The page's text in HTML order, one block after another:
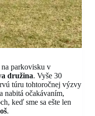
parkovisku v
družina. Vyše 30
túru tohtoročnej výzvy
nabitá očakávaním,
keď sme sa ešte len
.